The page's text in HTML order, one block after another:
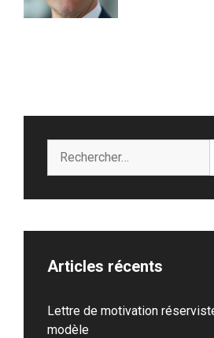
Articles récents
Lettre de motivation
modèle